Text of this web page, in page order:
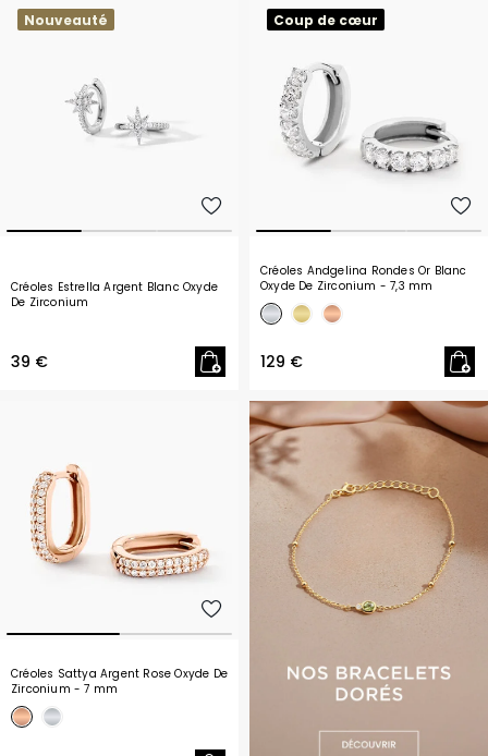
Nouveauté
Créoles Estrella Argent Blanc Oxyde
De Zirconium
39 €
Coup de cœur
Créoles Andgelina Rondes Or Blanc
Oxyde De Zirconium - 7,3 mm
129 €
Créoles Sattya Argent Rose Oxyde De
Zirconium- 7 mm